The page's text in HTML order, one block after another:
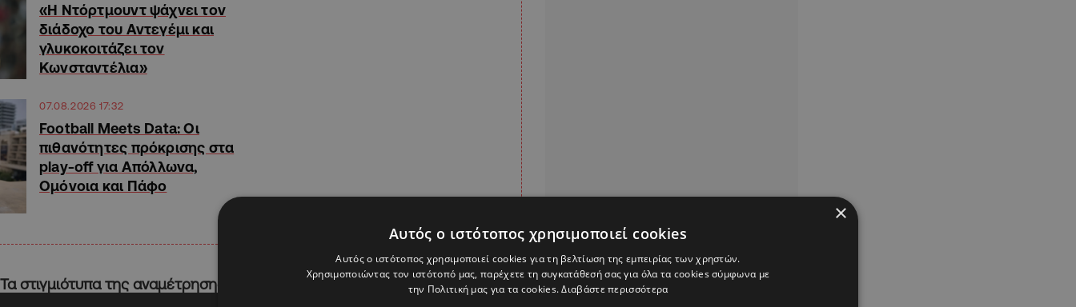
«Η Ντόρτμουντ ψάχνει τον
διάδοχο του Αντεγέμι και
γλυκοκοιτάζει τον
Κωνσταντέλια»
07.08.2026 17:32
Football Meets Data: Οι
πιθανότητες πρόκρισης στα
play-off για Απόλλωνα,
Ομόνοια και Πάφο
Τα στιγμιότυπα της αναμέτρησης
×
Αυτός ο ιστότοπος χρησιμοποιεί cookies
Αυτός ο ιστότοπος χρησιμοποιεί cookies για τη βελτίωση της εμπειρίας των χρηστών.
Χρησιμοποιώντας τον ιστότοπό μας, παρέχετε τη συγκατάθεσή σας για όλα τα cookies σύμφωνα με
την Πολιτική μας για τα cookies.Διαβάστε περισσότερα